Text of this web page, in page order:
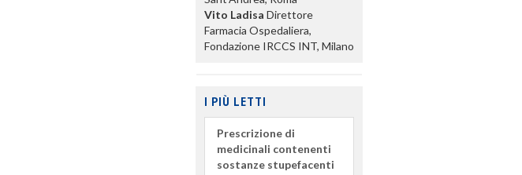
Vito Ladisa Direttore
Farmacia Ospedaliera,
Fondazione IRCCS INT, Milano
I PIÙ LETTI
Prescrizione di
medicinali contenenti
sostanze stupefacenti